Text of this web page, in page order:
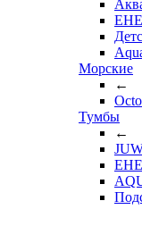
Морские
←
Octo
Тумбы
←